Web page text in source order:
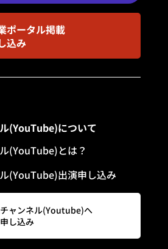
ポータル掲載
込み
(YouTube)について
(YouTube)とは？
(YouTube)出演申し込み
ャンネル(Youtube)へ
し込み